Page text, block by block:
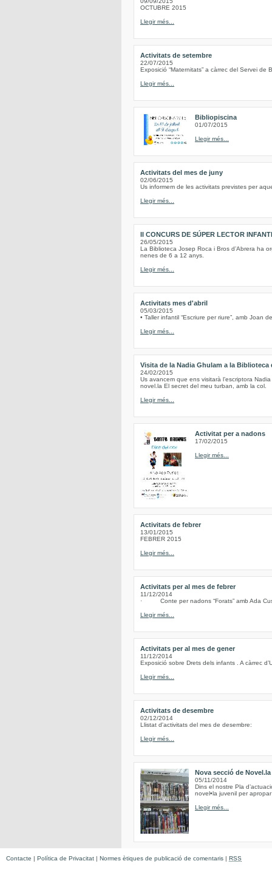
OCTUBRE 2015
Llegir més...
Activitats de setembre
22/07/2015
Exposició “Maternitats” a càrrec del Servei de
Llegir més...
Bibliopiscina
01/07/2015
Llegir més...
Activitats del mes de juny
02/06/2015
Us informem de les activitats previstes per
Llegir més...
II CONCURS DE SÚPER LECTOR
26/05/2015
La Biblioteca Josep Roca i Bros d’Abrera ha
nenes de 6 a 12 anys.
Llegir més...
Activitats mes d'abril
05/03/2015
• Taller infantil “Escriure per riure”, amb Joan
Llegir més...
Visita de la Nadia Ghulam a la Biblioteca
24/02/2015
Us avancem que ens visitarà l’escriptora
novel.la El secret del meu turban, amb la col.
Llegir més...
Activitat per a nadons
17/02/2015
Llegir més...
Activitats de febrer
13/01/2015
FEBRER 2015
Llegir més...
Activitats per al mes de febrer
11/12/2014
· Conte per nadons “Forats” amb Ada
Llegir més...
Activitats per al mes de gener
11/12/2014
Exposició sobre Drets dels infants . A càrrec
Llegir més...
Activitats de desembre
02/12/2014
Llistat d'activitats del mes de desembre:
Llegir més...
Nova secció de
05/11/2014
Dins el nostre Pla
novel•la juvenil per
Llegir més...
Contacte | Política de Privacitat | Normes ètiques de publicació de comentaris | RSS